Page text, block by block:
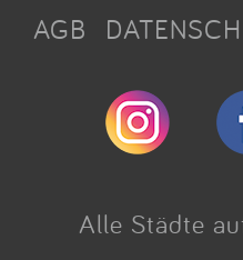
AGB
Alle Städte